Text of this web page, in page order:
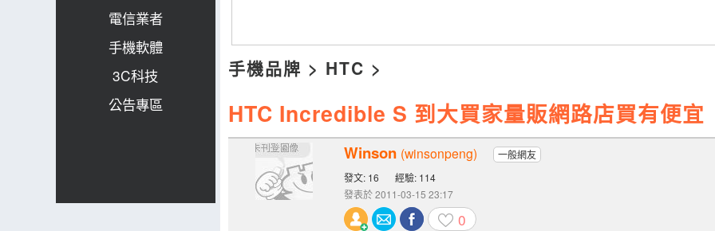
電信業者
手機軟體
3C科技
公告專區
手機品牌 > HTC >
HTC Incredible S 到大買家量販網路店買有便宜
Winson (winsonpeng)
一般網友
發文: 16
經驗: 114
發表於 2011-03-15 23:17
0